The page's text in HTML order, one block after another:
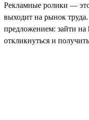
Рекламные ролики —
выходит на рынок
предложением: зайти
откликнуться и